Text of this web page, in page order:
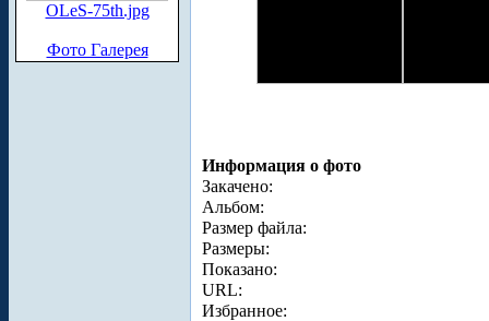
OLeS-75th.jpg
Фото Галерея
Информация о фото
Закачено:
Альбом:
Размер файла:
Размеры:
Показано:
URL:
Избранное: